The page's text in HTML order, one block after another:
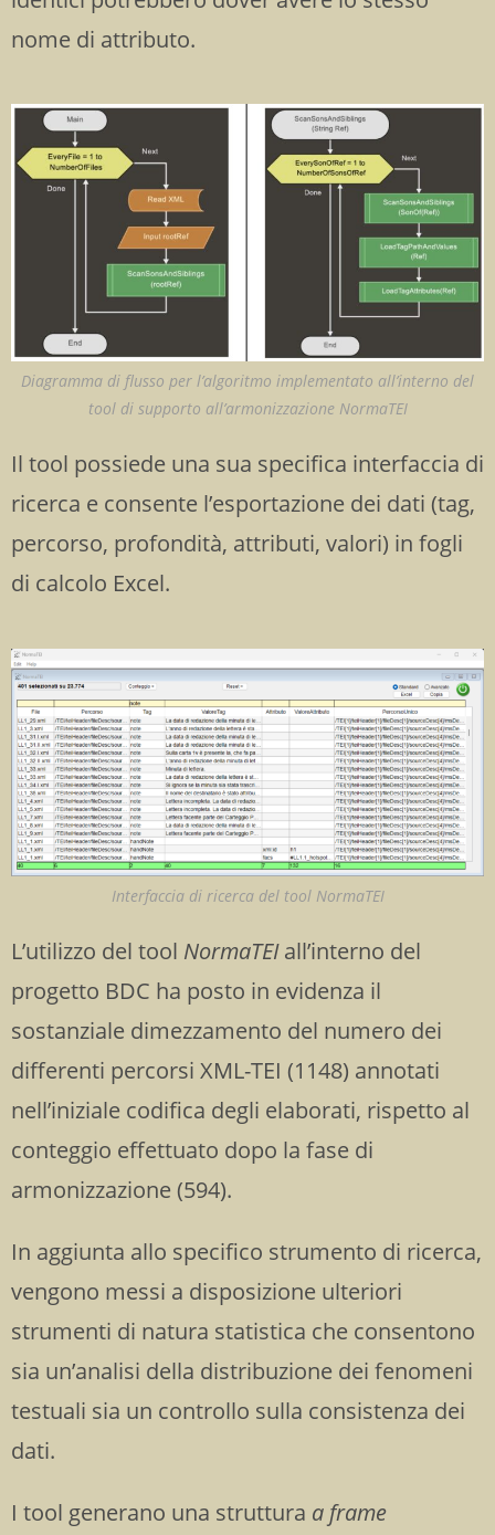
nome di attributo.
Diagramma di flusso per l’algoritmo implementato all’interno del
tool di supporto all’armonizzazione NormaTEI
Il tool possiede una sua specifica interfaccia di
ricerca e consente l’esportazione dei dati (tag,
percorso, profondità, attributi, valori) in fogli
di calcolo Excel.
Interfaccia di ricerca del tool NormaTEI
L’utilizzo del tool NormaTEIall’interno del
progetto BDC ha posto in evidenza il
sostanziale dimezzamento del numero dei
differenti percorsi XML-TEI (1148) annotati
nell’iniziale codifica degli elaborati, rispetto al
conteggio effettuato dopo la fase di
armonizzazione (594).
In aggiunta allo specifico strumento di ricerca,
vengono messi a disposizione ulteriori
strumenti di natura statistica che consentono
sia un’analisi della distribuzione dei fenomeni
testuali sia un controllo sulla consistenza dei
dati.
I tool generano una struttura a frame